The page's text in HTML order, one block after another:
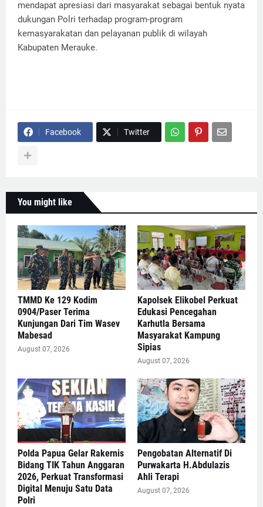
mendapat apresiasi dari masyarakat sebagai bentuk nyata
dukungan Polri terhadap program-program
kemasyarakatan dan pelayanan publik di wilayah
Kabupaten Merauke.
Facebook Twitter
You might like
TMMD Ke 129 Kodim
0904/Paser Terima
Kunjungan Dari Tim Wasev
Mabesad
August 07, 2026
Kapolsek Elikobel Perkuat
Edukasi Pencegahan
Karhutla Bersama
Masyarakat Kampung
Sipias
August 07, 2026
Polda Papua Gelar Rakernis
Bidang TIK Tahun Anggaran
2026, Perkuat Transformasi
Digital Menuju Satu Data
Polri
Pengobatan Alternatif Di
Purwakarta H.Abdulazis
Ahli Terapi
August 07, 2026